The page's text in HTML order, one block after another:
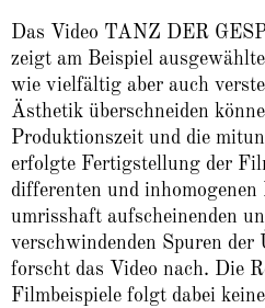
Das Video TANZ DER
zeigt am Beispiel
wie vielfältig aber auch
Ästhetik überschneiden
Produktionszeit und die
erfolgte Fertigstellung der
differenten und
umrisshaft aufscheinenden
verschwindenden Spuren der
forscht das Video nach. Die
Filmbeispiele folgt dabei